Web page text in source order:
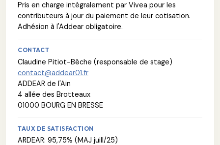
Pris en charge intégralement par Vivea pour les
contributeurs à jour du paiement de leur cotisation.
Adhésion à l'Addear obligatoire.
CONTACT
Claudine Pitiot-Bêche (responsable de stage)
contact@addear01.fr
ADDEAR de l'Ain
4 allée des Brotteaux
01000 BOURG EN BRESSE
TAUX DE SATISFACTION
ARDEAR: 95,75% (MAJ juill/25)